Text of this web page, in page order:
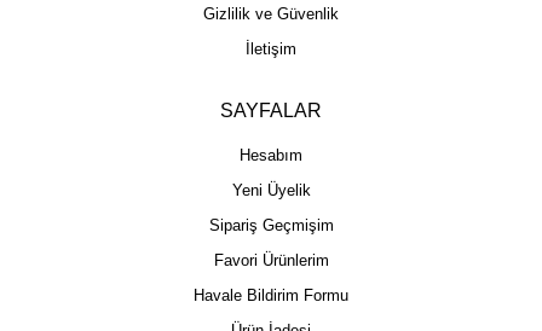
Gizlilik ve Güvenlik
İletişim
SAYFALAR
Hesabım
Yeni Üyelik
Sipariş Geçmişim
Favori Ürünlerim
Havale Bildirim Formu